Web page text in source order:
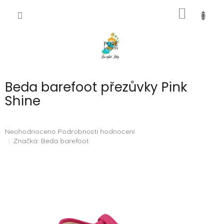
Beda barefoot přezůvky Pink
Shine
Průměrné
hodnocení
Neohodnoceno Podrobnosti hodnocení
Značka: Beda barefoot